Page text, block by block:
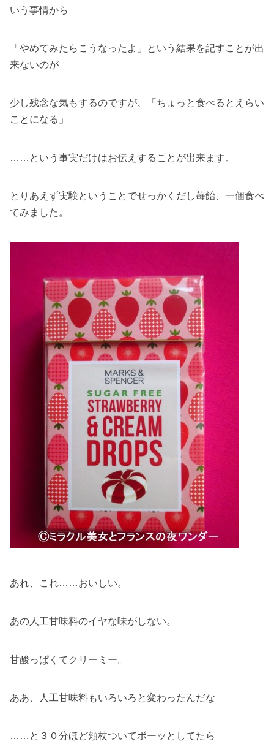
いう事情から
「やめてみたらこうなったよ」という結果を記すことが出
来ないのが
少し残念な気もするのですが、「ちょっと食べるとえらい
ことになる」
……という事実だけはお伝えすることが出来ます。
とりあえず実験ということでせっかくだし苺飴、一個食べ
てみました。
あれ、これ……おいしい。
あの人工甘味料のイヤな味がしない。
甘酸っぱくてクリーミー。
ああ、人工甘味料もいろいろと変わったんだな
……と３０分ほど頬杖ついてボーッとしてたら